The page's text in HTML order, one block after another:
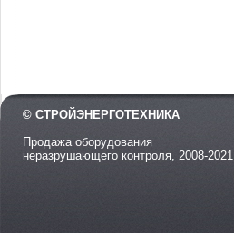
© СТРОЙЭНЕРГОТЕХНИКА
Продажа оборудования
неразрушающего контроля, 2008-2021